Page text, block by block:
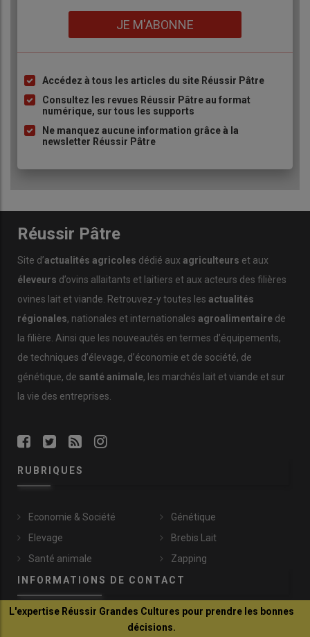
JE M'ABONNE
Liste
à
puce
Accédez à tous les articles du site Réussir Pâtre
Consultez les revues Réussir Pâtre au format
numérique, sur tous les supports
Ne manquez aucune information grâce à la
newsletter Réussir Pâtre
Réussir Pâtre
Site d’actualités agricoles dédié aux agriculteurs et aux
éleveurs d’ovins allaitants et laitiers et aux acteurs des filières
ovines lait et viande. Retrouvez-y toutes les actualités
régionales, nationales et internationales agroalimentaire de
la filière. Ainsi que les nouveautés en termes d’équipements,
de techniques d’élevage, d’économie et de société, de
génétique, de santé animale, les marchés lait et viande et sur
la vie des entreprises.
RUBRIQUES
Economie & Société
Elevage
Santé animale
Génétique
Brebis Lait
Zapping
INFORMATIONS DE CONTACT
L'expertise Réussir Grandes Cultures pour prendre les bonnes
décisions.